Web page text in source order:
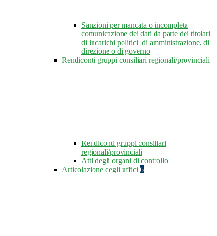
Sanzioni per mancata o incompleta
comunicazione dei dati da parte dei titolari
di incarichi politici, di amministrazione, di
direzione o di governo
Rendiconti gruppi consiliari regionali/provinciali
Rendiconti gruppi consiliari
regionali/provinciali
Atti degli organi di controllo
Articolazione degli uffici 6